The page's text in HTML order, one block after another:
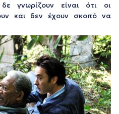
γνωρίζουν είναι ότι οι
και δεν έχουν σκοπό να